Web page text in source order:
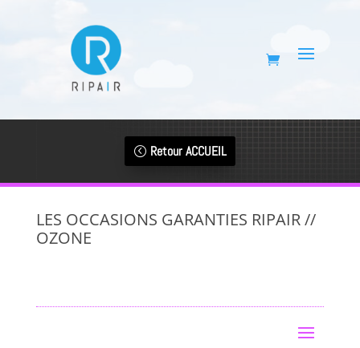
Retour ACCUEIL
LES OCCASIONS GARANTIES RIPAIR //
OZONE